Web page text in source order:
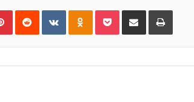
Pinterest Reddit VKontakte Odnoklassniki Pocket Share via Email Print